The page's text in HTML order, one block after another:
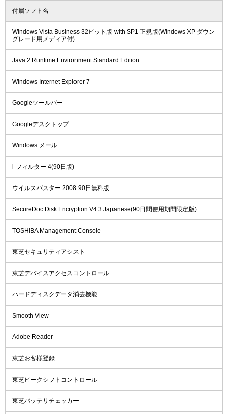
付属ソフト名
Windows Vista Business 32ビット版 with SP1 正規版(Windows XP ダウン
グレード用メディア付)
Java 2 Runtime Environment Standard Edition
Windows Internet Explorer 7
Googleツールバー
Googleデスクトップ
Windows メール
i-フィルター 4(90日版)
ウイルスバスター 2008 90日無料版
SecureDoc Disk Encryption V4.3 Japanese(90日間使用期間限定版)
TOSHIBA Management Console
東芝セキュリティアシスト
東芝デバイスアクセスコントロール
ハードディスクデータ消去機能
Smooth View
Adobe Reader
東芝お客様登録
東芝ピークシフトコントロール
東芝バッテリチェッカー